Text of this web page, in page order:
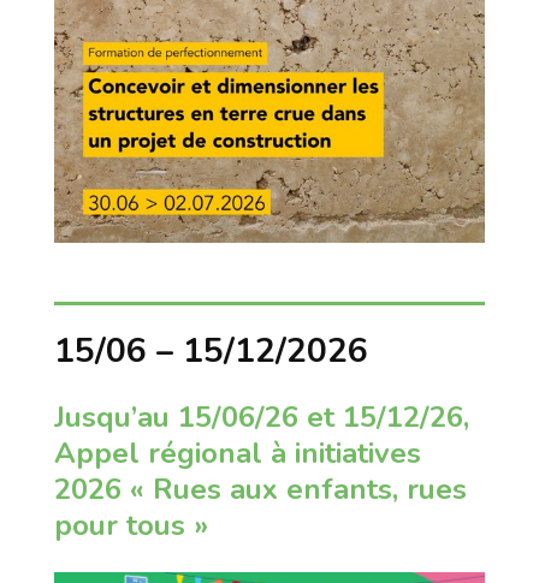
15/06 – 15/12/2026
Jusqu’au 15/06/26 et 15/12/26,
Appel régional à initiatives
2026 « Rues aux enfants, rues
pour tous »